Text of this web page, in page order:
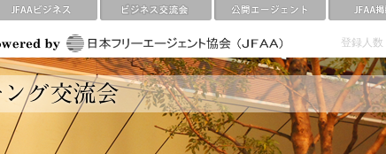
登録人数